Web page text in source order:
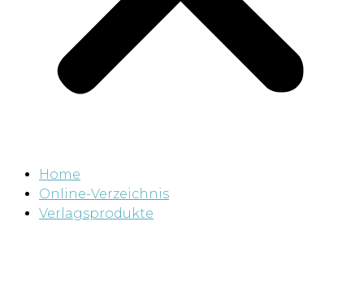
Home
Online-Verzeichnis
Verlagsprodukte